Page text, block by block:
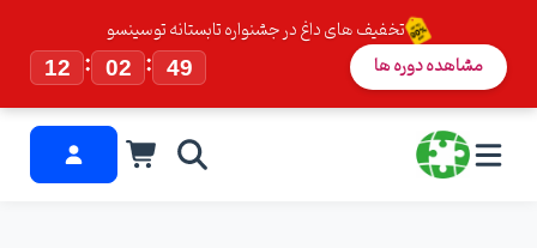
تخفیف های داغ در جشنواره تابستانه توسینسو
12
: 02 : 48 مشاهده دوره ها